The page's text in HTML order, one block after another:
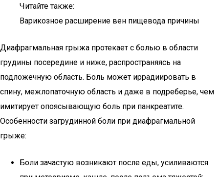
Читайте также:
Варикозное расширение вен пищевода причины
Диафрагмальная грыжа протекает с болью в области
грудины посередине и ниже, распространяясь на
подложечную область. Боль может иррадиировать в
спину, межлопаточную область и даже в подреберье, чем
имитирует опоясывающую боль при панкреатите.
Особенности загрудинной боли при диафрагмальной
грыже:
Боли зачастую возникают после еды, усиливаются